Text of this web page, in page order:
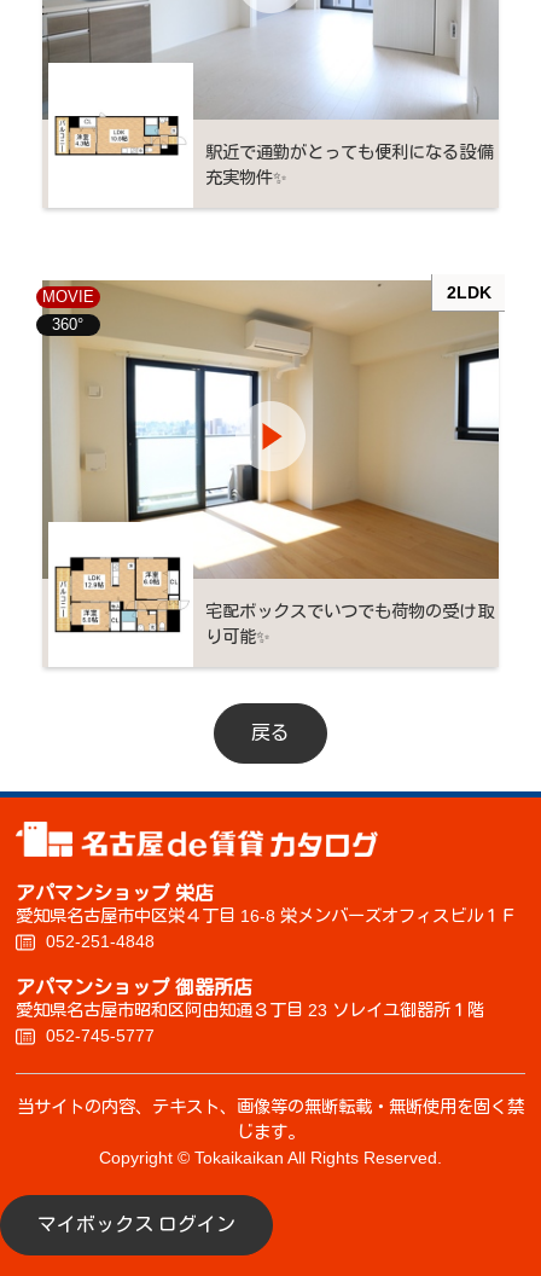
駅近で通勤がとっても便利になる設備
充実物件✨
MOVIE
360°
2LDK
宅配ボックスでいつでも荷物の受け取
り可能✨
戻る
アパマンショップ 栄店
愛知県名古屋市中区栄４丁目 16-8 栄メンバーズオフィスビル１Ｆ
052-251-4848
アパマンショップ 御器所店
愛知県名古屋市昭和区阿由知通３丁目 23 ソレイユ御器所１階
052-745-5777
当サイトの内容、テキスト、画像等の無断転載・無断使用を固く禁
じます。
Copyright © Tokaikaikan All Rights Reserved.
マイボックス ログイン